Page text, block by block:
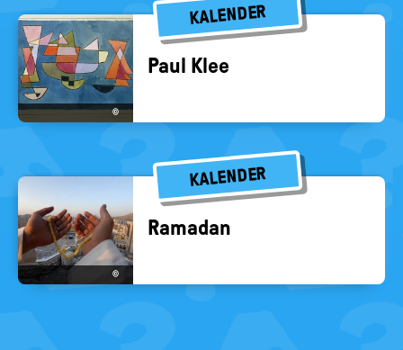
KALENDER
©
Paul Klee
KALENDER
©
Ra­ma­dan